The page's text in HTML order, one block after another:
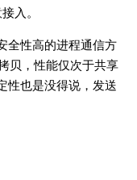
入。
全性高的进程通信方
贝，性能仅次于共享
性也是没得说，发送